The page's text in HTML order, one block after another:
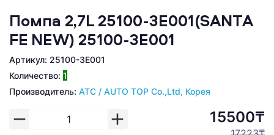
Помпа 2,7L 25100-3E001(SANTA
FE NEW) 25100-3E001
Артикул: 25100-3E001
Количество: 1
Производитель: ATC / AUTO TOP Co.,Ltd, Корея
15500₸